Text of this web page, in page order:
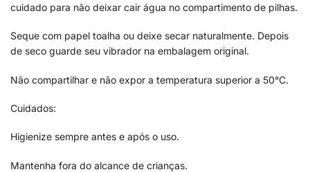
cuidado para não deixar cair água no compartimento de pilhas.
Seque com papel toalha ou deixe secar naturalmente. Depois
de seco guarde seu vibrador na embalagem original.
Não compartilhar e não expor a temperatura superior a 50°C.
Cuidados:
Higienize sempre antes e após o uso.
Mantenha fora do alcance de crianças.